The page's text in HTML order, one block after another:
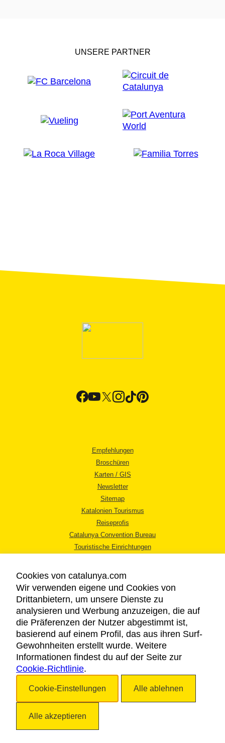
UNSERE PARTNER
Empfehlungen
Broschüren
Karten / GIS
Newsletter
Sitemap
Katalonien Tourismus
Reiseprofis
Catalunya Convention Bureau
Touristische Einrichtungen
RECHTLICHER HINWEIS
DATENSCHUTZICHTLINIE
COOKIES
BARRIEREFREIHEIT
Cookies von catalunya.com
Wir verwenden eigene und Cookies von
Drittanbietern, um unsere Dienste zu
analysieren und Werbung anzuzeigen, die auf
die Präferenzen der Nutzer abgestimmt ist,
basierend auf einem Profil, das aus ihren Surf-
Gewohnheiten erstellt wurde. Weitere
Informationen findest du auf der Seite zur
Cookie-Richtlinie.
Cookie-Einstellungen Alle ablehnen
Alle akzeptieren